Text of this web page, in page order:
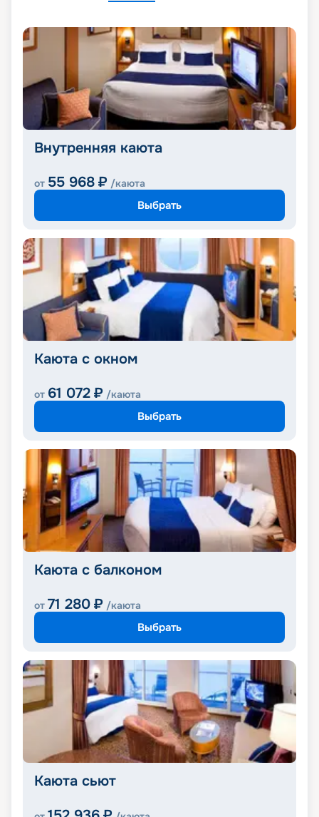
Внутренняя каюта
от 55 968 ₽ /каюта
Выбрать
Каюта с окном
от 61 072 ₽ /каюта
Выбрать
Каюта с балконом
от 71 280 ₽ /каюта
Выбрать
Каюта сьют